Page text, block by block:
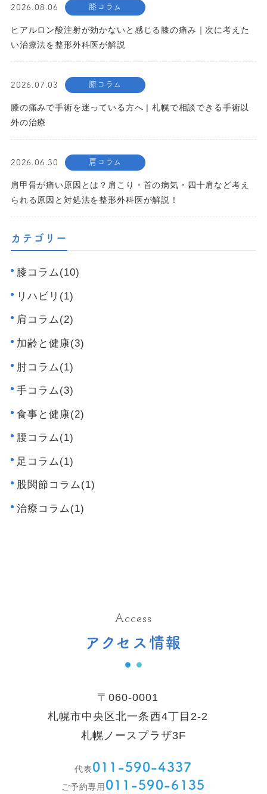
2026.08.06 膝コラム
ヒアルロン酸注射が効かないと感じる膝の痛み｜次に考えた
い治療法を整形外科医が解説
2026.07.03 膝コラム
膝の痛みで手術を迷っている方へ | 札幌で相談できる手術以
外の治療
2026.06.30 肩コラム
肩甲骨が痛い原因とは？肩こり・首の病気・四十肩など考え
られる原因と対処法を整形外科医が解説！
カテゴリー
膝コラム(10)
リハビリ(1)
肩コラム(2)
加齢と健康(3)
肘コラム(1)
手コラム(3)
食事と健康(2)
腰コラム(1)
足コラム(1)
股関節コラム(1)
治療コラム(1)
Access
アクセス情報
〒060-0001
札幌市中央区北一条西4丁目2-2
札幌ノースプラザ3F
代表011-590-4337
ご予約専用 011-590-6135